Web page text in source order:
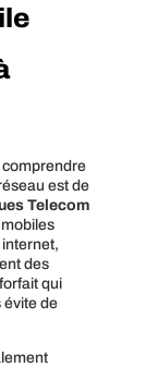
est de
Telecom
des
qui
évite de